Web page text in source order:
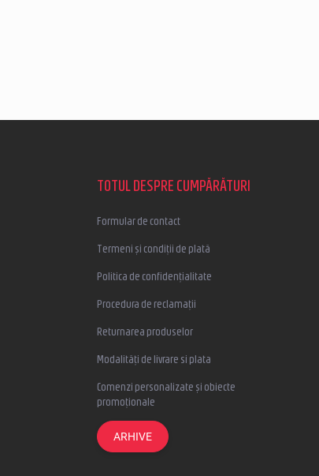
TOTUL DESPRE CUMPĂRĂTURI
Formular de contact
Termeni și condiții de plată
Politica de confidențialitate
Procedura de reclamații
Returnarea produselor
Modalități de livrare si plata
Comenzi personalizate și obiecte
promoționale
ARHIVE